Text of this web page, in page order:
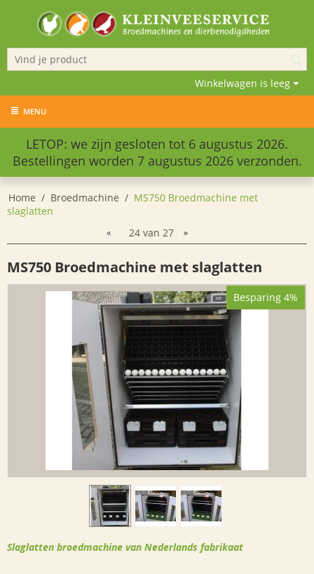
Winkelwagen is leeg
MENU
LETOP: we zijn gesloten tot 6 augustus 2026.
Bestellingen worden 7 augustus 2026 verzonden.
Home / Broedmachine / MS750 Broedmachine met
slaglatten
24 van 27
MS750 Broedmachine met slaglatten
Besparing 4%
Slaglatten broedmachine van Nederlands fabrikaat